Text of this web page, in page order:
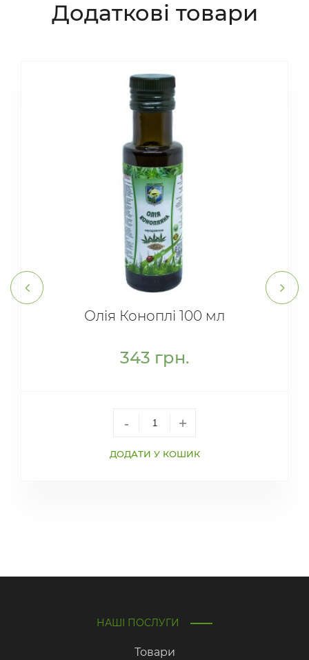
Додаткові товари
Олія Коноплі 100 мл
343 грн.
- +
ДОДАТИ У КОШИК
НАШІ ПОСЛУГИ
Товари